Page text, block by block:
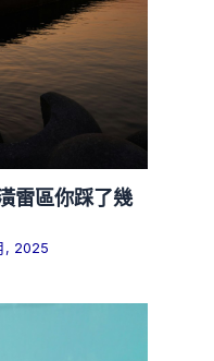
雷區你踩了幾
, 2025